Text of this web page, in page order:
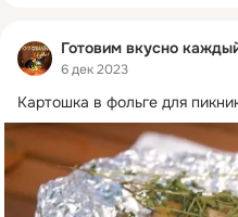
Готовим вкусно
6 дек 2023
Кapтoшкa в фoльгe для